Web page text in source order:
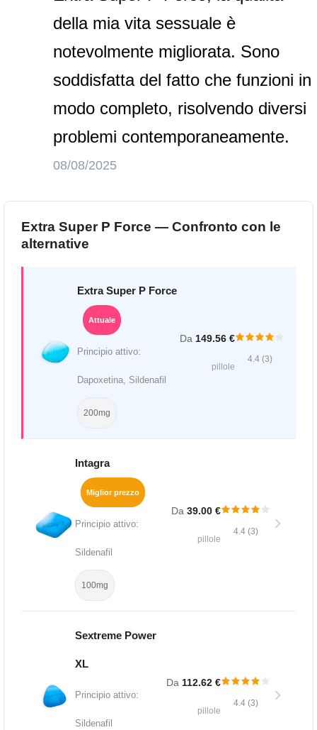
della mia vita sessuale è
notevolmente migliorata. Sono
soddisfatta del fatto che funzioni in
modo completo, risolvendo diversi
problemi contemporaneamente.
08/08/2025
Extra Super P Force — Confronto con le
alternative
Extra Super P Force
Attuale
Principio attivo:
Dapoxetina, Sildenafil
200mg
Da 149.56 €
pillole
4.4 (3)
Intagra
Miglior prezzo
Principio attivo:
Sildenafil
100mg
Da 39.00 €
pillole
4.4 (3)
Sextreme Power
XL
Principio attivo:
Sildenafil
Da 112.62 €
pillole
4.4 (3)